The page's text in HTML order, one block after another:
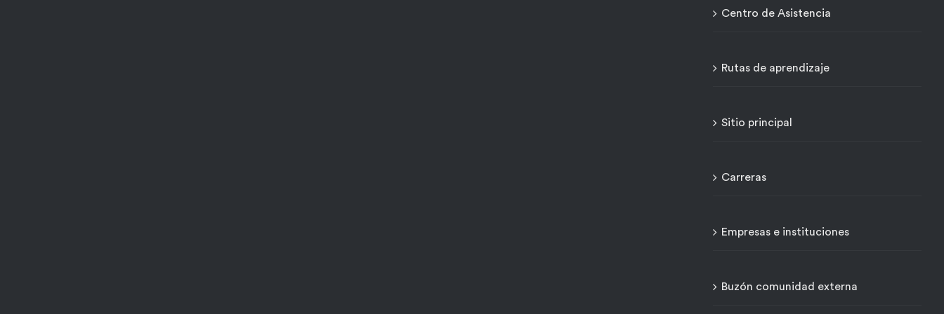
Centro de Asistencia
Rutas de aprendizaje
Sitio principal
Carreras
Empresas e instituciones
Buzón comunidad externa